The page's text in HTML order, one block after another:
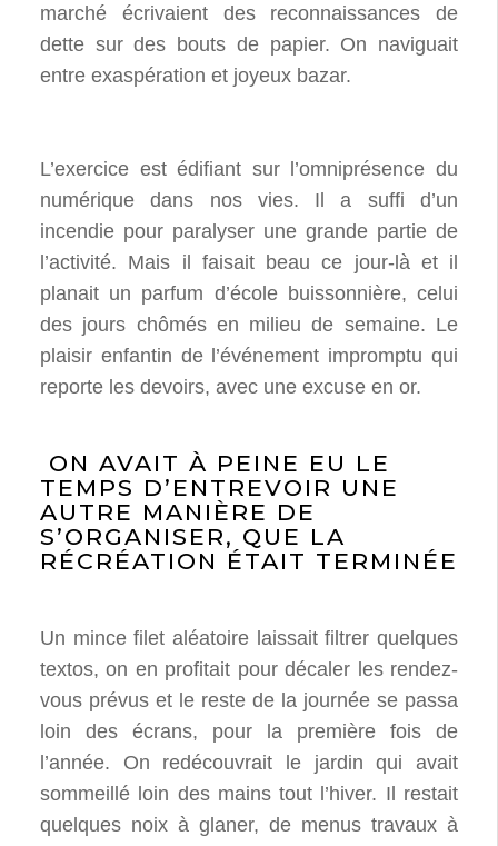
marché écrivaient des reconnaissances de
dette sur des bouts de papier. On naviguait
entre exaspération et joyeux bazar.
L’exercice est édifiant sur l’omniprésence du
numérique dans nos vies. Il a suffi d’un
incendie pour paralyser une grande partie de
l’activité. Mais il faisait beau ce jour-là et il
planait un parfum d’école buissonnière, celui
des jours chômés en milieu de semaine. Le
plaisir enfantin de l’événement impromptu qui
reporte les devoirs, avec une excuse en or.
ON AVAIT À PEINE EU LE
TEMPS D’ENTREVOIR UNE
AUTRE MANIÈRE DE
S’ORGANISER, QUE LA
RÉCRÉATION ÉTAIT TERMINÉE
Un mince filet aléatoire laissait filtrer quelques
textos, on en profitait pour décaler les rendez-
vous prévus et le reste de la journée se passa
loin des écrans, pour la première fois de
l’année. On redécouvrait le jardin qui avait
sommeillé loin des mains tout l’hiver. Il restait
quelques noix à glaner, de menus travaux à